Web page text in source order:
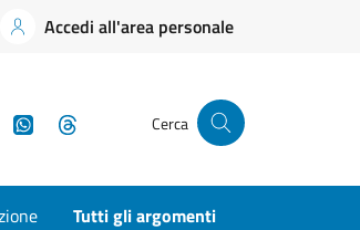
Accedi all'area personale
TelegramWhatsApp Cerca
Tutti gli argomenti